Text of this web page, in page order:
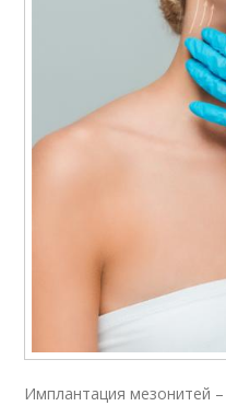
Имплантация мезонитей